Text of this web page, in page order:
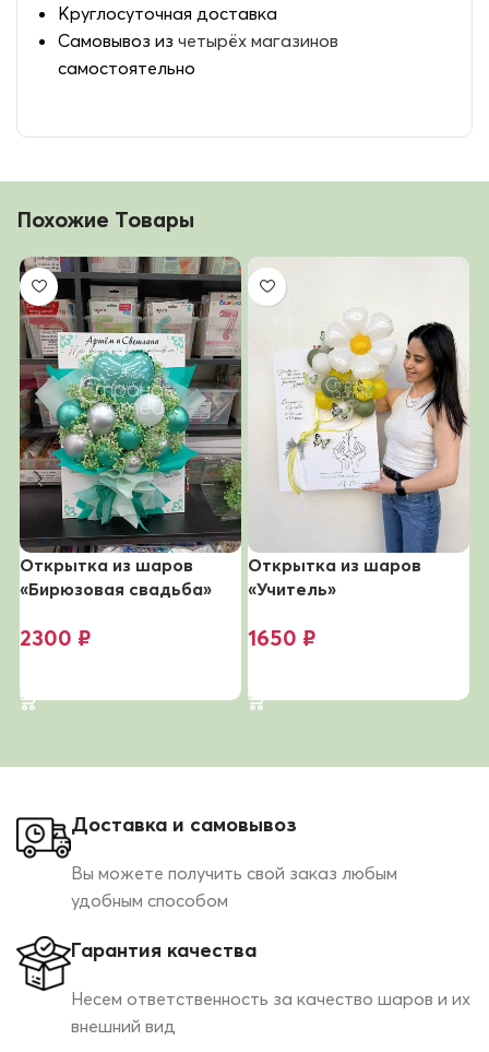
Круглосуточная доставка
Самовывоз из четырёх магазинов
самостоятельно
Похожие Товары
Открытка из шаров
«Бирюзовая свадьба»
2300 ₽
Открытка из шаров
«Учитель»
1650 ₽
Доставка и самовывоз
Вы можете получить свой заказ любым
удобным способом
Гарантия качества
Несем ответственность за качество шаров и их
внешний вид